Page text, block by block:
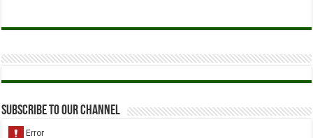
Subscribe to our Channel